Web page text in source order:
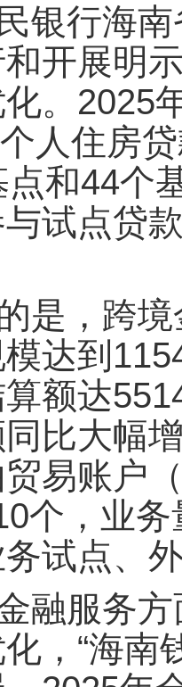
银行海
开展明
。2025
人住房
和44个
试点贷
是，跨
达到
额达
比大幅
易账户
个，业
试点、
融服务
，“海南